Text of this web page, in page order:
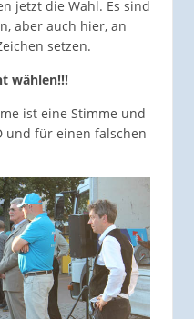
jetzt die Wahl. Es sind
aber auch hier, an
setzen.
wählen!!!
ist eine Stimme und
und für einen falschen